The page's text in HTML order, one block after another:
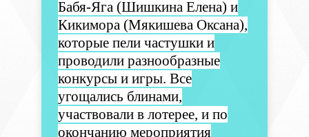
Бабя-Яга (Шишкина Елена) и
Кикимора (Мякишева Оксана),
которые пели частушки и
проводили разнообразные
конкурсы и игры. Все
угощались блинами,
участвовали в лотерее, и по
окончанию мероприятия